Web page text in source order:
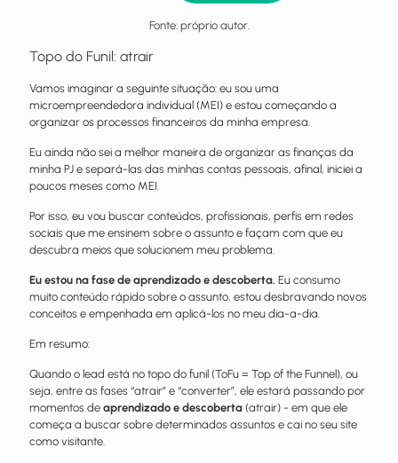
Fonte: próprio autor.
Topo do Funil: atrair
Vamos imaginar a seguinte situação: eu sou uma
microempreendedora individual (MEI) e estou começando a
organizar os processos financeiros da minha empresa.
Eu ainda não sei a melhor maneira de organizar as finanças da
minha PJ e separá-las das minhas contas pessoais, afinal, iniciei a
poucos meses como MEI.
Por isso, eu vou buscar conteúdos, profissionais, perfis em redes
sociais que me ensinem sobre o assunto e façam com que eu
descubra meios que solucionem meu problema.
Eu estou na fase de aprendizado e descoberta. Eu consumo
muito conteúdo rápido sobre o assunto, estou desbravando novos
conceitos e empenhada em aplicá-los no meu dia-a-dia.
Em resumo:
Quando o lead está no topo do funil (ToFu = Top of the Funnel), ou
seja, entre as fases “atrair” e “converter”, ele estará passando por
momentos de aprendizado e descoberta (atrair) - em que ele
começa a buscar sobre determinados assuntos e cai no seu site
como visitante.